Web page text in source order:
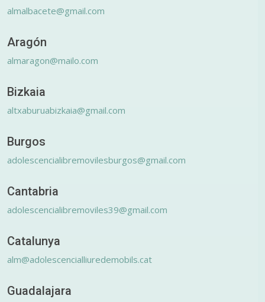
almalbacete@gmail.com
Aragón
almaragon@mailo.com
Bizkaia
altxaburuabizkaia@gmail.com
Burgos
adolescencialibremovilesburgos@gmail.com
Cantabria
adolescencialibremoviles39@gmail.com
Catalunya
alm@adolescencialliuredemobils.cat
Guadalajara